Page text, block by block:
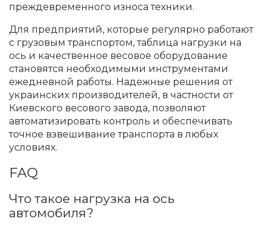
преждевременного износа техники.
Для предприятий, которые регулярно работают
с грузовым транспортом, таблица нагрузки на
ось и качественное весовое оборудование
становятся необходимыми инструментами
ежедневной работы. Надежные решения от
украинских производителей, в частности от
Киевского весового завода, позволяют
автоматизировать контроль и обеспечивать
точное взвешивание транспорта в любых
условиях.
FAQ
Что такое нагрузка на ось
автомобиля?